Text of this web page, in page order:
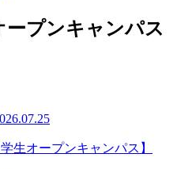
ープンキャンパス
生オープンキャンパス】